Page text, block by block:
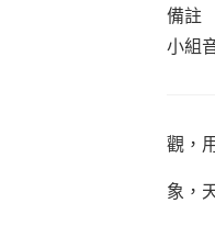
備註
小組
觀，
象，